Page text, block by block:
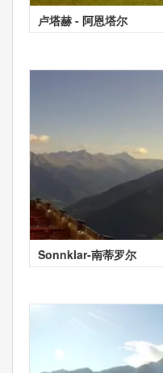
卢塔赫 - 阿恩塔尔
Sonnklar-南蒂罗尔